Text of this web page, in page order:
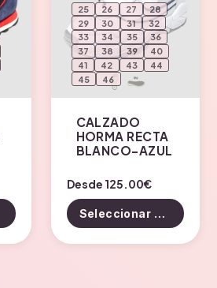
pueden
elegir
en
la
página
de
producto
25 26 27
28
29
30 31
32
33
34 35
36
37
38 39
40
41
42 43
44
45
46
CALZADO
HORMA RECTA
BLANCO-AZUL
Desde 125.00€
Seleccionar opciones
Este
producto
tiene
múltiples